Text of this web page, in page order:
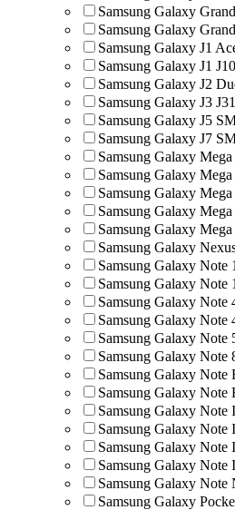
Samsung Galaxy
Samsung Galaxy
Samsung Galaxy J1
Samsung Galaxy J1
Samsung Galaxy J2
Samsung Galaxy J3
Samsung Galaxy J5
Samsung Galaxy J7
Samsung Galaxy
Samsung Galaxy
Samsung Galaxy
Samsung Galaxy
Samsung Galaxy
Samsung Galaxy
Samsung Galaxy Note
Samsung Galaxy Note
Samsung Galaxy Note
Samsung Galaxy Note
Samsung Galaxy Note
Samsung Galaxy Note
Samsung Galaxy Note
Samsung Galaxy Note
Samsung Galaxy Note
Samsung Galaxy Note
Samsung Galaxy Note
Samsung Galaxy
Samsung Galaxy Note
Samsung Galaxy